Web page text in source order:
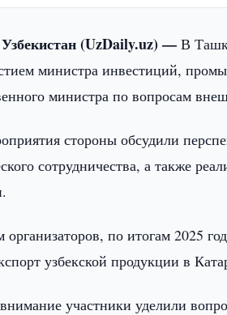
(UzDaily.uz) —В
министра инвестиций,
министра по вопросам
стороны обсудили
сотрудничества, а также
по итогам 2025
узбекской продукции в
участники уделили